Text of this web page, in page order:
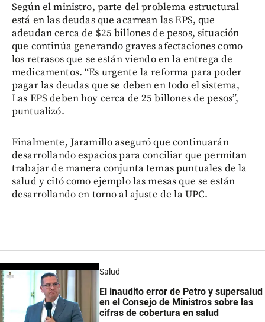
Según el ministro, parte del problema estructural
está en las deudas que acarrean las EPS, que
adeudan cerca de $25 billones de pesos, situación
que continúa generando graves afectaciones como
los retrasos que se están viendo en la entrega de
medicamentos. “Es urgente la reforma para poder
pagar las deudas que se deben en todo el sistema,
Las EPS deben hoy cerca de 25 billones de pesos”,
puntualizó.
Finalmente, Jaramillo aseguró que continuarán
desarrollando espacios para conciliar que permitan
trabajar de manera conjunta temas puntuales de la
salud y citó como ejemplo las mesas que se están
desarrollando en torno al ajuste de la UPC.
Salud
El inaudito error de Petro y supersalud
en el Consejo de Ministros sobre las
cifras de cobertura en salud